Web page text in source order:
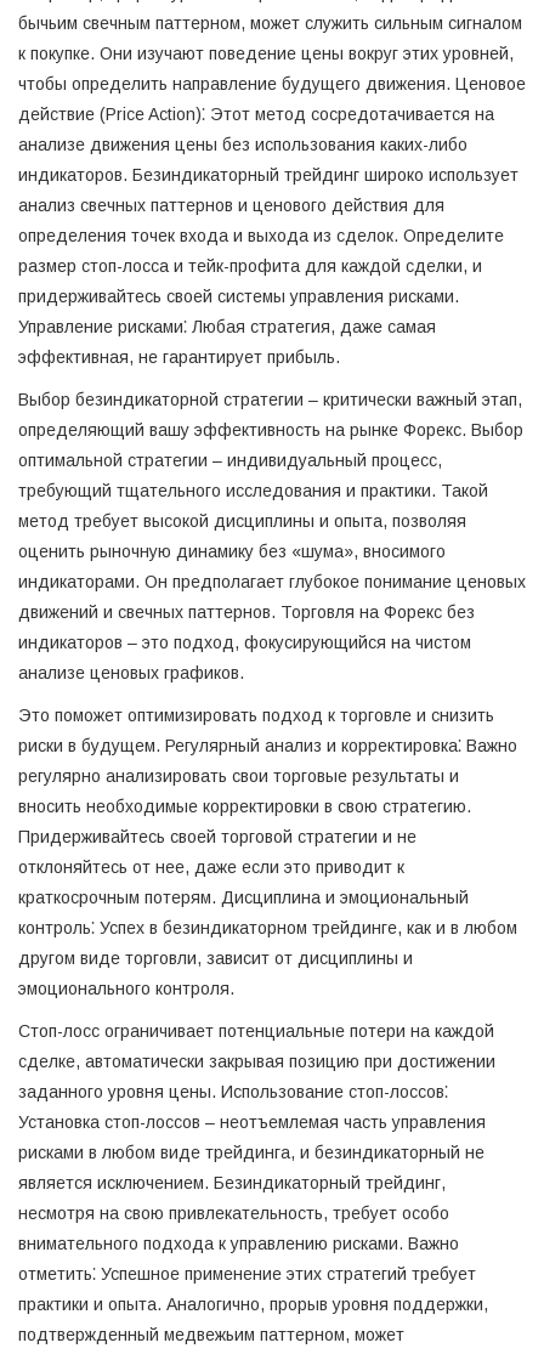
бычьим свечным паттерном, может служить сильным сигналом
к покупке. Они изучают поведение цены вокруг этих уровней,
чтобы определить направление будущего движения. Ценовое
действие (Price Action)⁚ Этот метод сосредотачивается на
анализе движения цены без использования каких-либо
индикаторов. Безиндикаторный трейдинг широко использует
анализ свечных паттернов и ценового действия для
определения точек входа и выхода из сделок. Определите
размер стоп-лосса и тейк-профита для каждой сделки, и
придерживайтесь своей системы управления рисками.
Управление рисками⁚ Любая стратегия, даже самая
эффективная, не гарантирует прибыль.
Выбор безиндикаторной стратегии – критически важный этап,
определяющий вашу эффективность на рынке Форекс. Выбор
оптимальной стратегии – индивидуальный процесс,
требующий тщательного исследования и практики. Такой
метод требует высокой дисциплины и опыта, позволяя
оценить рыночную динамику без «шума», вносимого
индикаторами. Он предполагает глубокое понимание ценовых
движений и свечных паттернов. Торговля на Форекс без
индикаторов – это подход, фокусирующийся на чистом
анализе ценовых графиков.
Это поможет оптимизировать подход к торговле и снизить
риски в будущем. Регулярный анализ и корректировка⁚ Важно
регулярно анализировать свои торговые результаты и
вносить необходимые корректировки в свою стратегию.
Придерживайтесь своей торговой стратегии и не
отклоняйтесь от нее, даже если это приводит к
краткосрочным потерям. Дисциплина и эмоциональный
контроль⁚ Успех в безиндикаторном трейдинге, как и в любом
другом виде торговли, зависит от дисциплины и
эмоционального контроля.
Стоп-лосс ограничивает потенциальные потери на каждой
сделке, автоматически закрывая позицию при достижении
заданного уровня цены. Использование стоп-лоссов⁚
Установка стоп-лоссов – неотъемлемая часть управления
рисками в любом виде трейдинга, и безиндикаторный не
является исключением. Безиндикаторный трейдинг,
несмотря на свою привлекательность, требует особо
внимательного подхода к управлению рисками. Важно
отметить⁚ Успешное применение этих стратегий требует
практики и опыта. Аналогично, прорыв уровня поддержки,
подтвержденный медвежьим паттерном, может